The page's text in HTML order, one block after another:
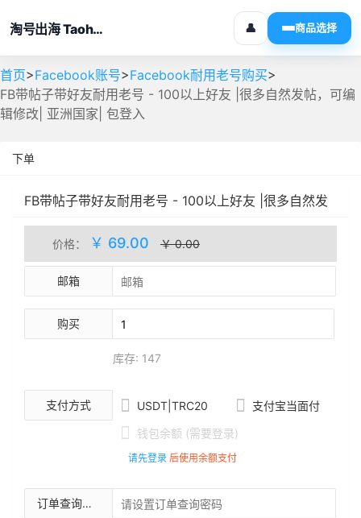
淘号出海 Taohaochuhai 👤 商品选择
首页>Facebook账号>Facebook耐用老号购买>
FB带帖子带好友耐用老号 - 100以上好友 |很多自然发帖，可编
辑修改| 亚洲国家| 包登入
下单
FB带帖子带好友耐用老号 - 100以上好友 |很多自然发
帖，可编辑修改| 亚洲国家| 包登入
价格： ￥ 69.00 ￥ 0.00
邮箱
购买
库存: 147
支付方式  USDT|TRC20  支付宝当面付
 钱包余额 (需要登录)
请先登录 后使用余额支付
订单查询密码